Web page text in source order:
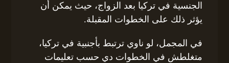
الجنسية في تركيا بعد الزواج، حيث يمكن أن
يؤثر ذلك على الخطوات المقبلة.
في المجمل، لو ناوي ترتبط بأجنبية في تركيا،
متغلطش في الخطوات دي حسب تعليمات